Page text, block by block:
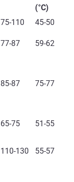
(°C)
75-110
45-50
77-87 59-62
85-87 75-77
65-75 51-55
110-130 55-57